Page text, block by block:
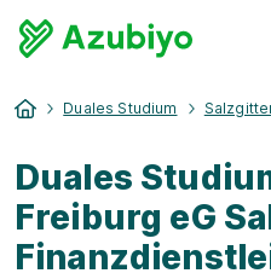
Duales Studium
Duales
Freiburg eG